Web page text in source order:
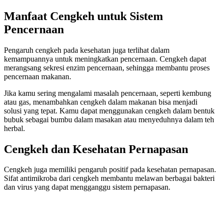
Manfaat Cengkeh untuk Sistem
Pencernaan
Pengaruh cengkeh pada kesehatan juga terlihat dalam
kemampuannya untuk meningkatkan pencernaan. Cengkeh dapat
merangsang sekresi enzim pencernaan, sehingga membantu proses
pencernaan makanan.
Jika kamu sering mengalami masalah pencernaan, seperti kembung
atau gas, menambahkan cengkeh dalam makanan bisa menjadi
solusi yang tepat. Kamu dapat menggunakan cengkeh dalam bentuk
bubuk sebagai bumbu dalam masakan atau menyeduhnya dalam teh
herbal.
Cengkeh dan Kesehatan Pernapasan
Cengkeh juga memiliki pengaruh positif pada kesehatan pernapasan.
Sifat antimikroba dari cengkeh membantu melawan berbagai bakteri
dan virus yang dapat mengganggu sistem pernapasan.